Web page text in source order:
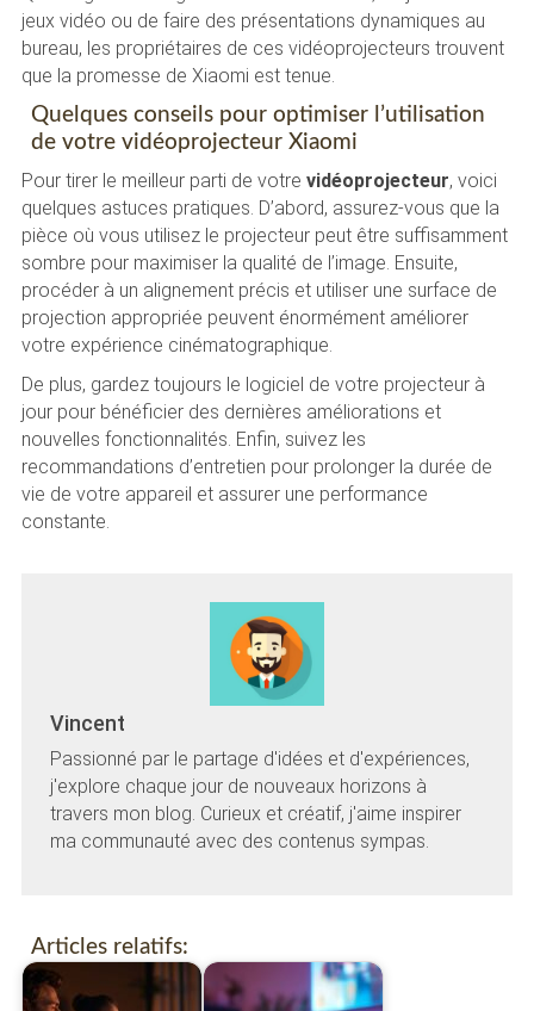
jeux vidéo ou de faire des présentations dynamiques au
bureau, les propriétaires de ces vidéoprojecteurs trouvent
que la promesse de Xiaomi est tenue.
Quelques conseils pour optimiser l’utilisation
de votre vidéoprojecteur Xiaomi
Pour tirer le meilleur parti de votre vidéoprojecteur, voici
quelques astuces pratiques. D’abord, assurez-vous que la
pièce où vous utilisez le projecteur peut être suffisamment
sombre pour maximiser la qualité de l’image. Ensuite,
procéder à un alignement précis et utiliser une surface de
projection appropriée peuvent énormément améliorer
votre expérience cinématographique.
De plus, gardez toujours le logiciel de votre projecteur à
jour pour bénéficier des dernières améliorations et
nouvelles fonctionnalités. Enfin, suivez les
recommandations d’entretien pour prolonger la durée de
vie de votre appareil et assurer une performance
constante.
Vincent
Passionné par le partage d'idées et d'expériences,
j'explore chaque jour de nouveaux horizons à
travers mon blog. Curieux et créatif, j'aime inspirer
ma communauté avec des contenus sympas.
Articles relatifs: